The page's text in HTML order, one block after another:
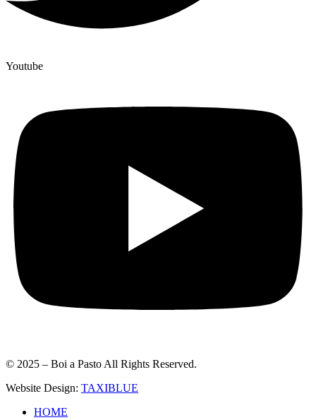
Youtube
© 2025 – Boi a Pasto All Rights Reserved.
Website Design: TAXIBLUE
HOME